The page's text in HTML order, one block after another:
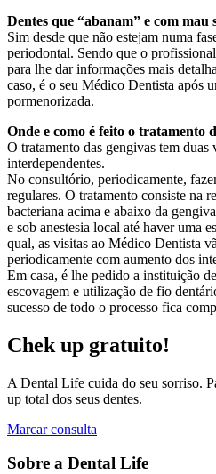
Dentes que “abanam” e com
Sim desde que não estejam numa
periodontal. Sendo que o
para lhe dar informações mais
caso, é o seu Médico Dentista após
pormenorizada.
Onde e como é feito o tratamento
O tratamento das gengivas tem duas
interdependentes.
No consultório, periodicamente,
regulares. O tratamento consiste na
bacteriana acima e abaixo da
e sob anestesia local até haver uma
qual, as visitas ao Médico Dentista
periodicamente com aumento dos
Em casa, é lhe pedido a instituição
escovagem e utilização de fio
sucesso de todo o processo fica
Chek up gratuito!
A Dental Life cuida do seu sorriso.
up total dos seus dentes.
Marcar consulta
Sobre a Dental Life